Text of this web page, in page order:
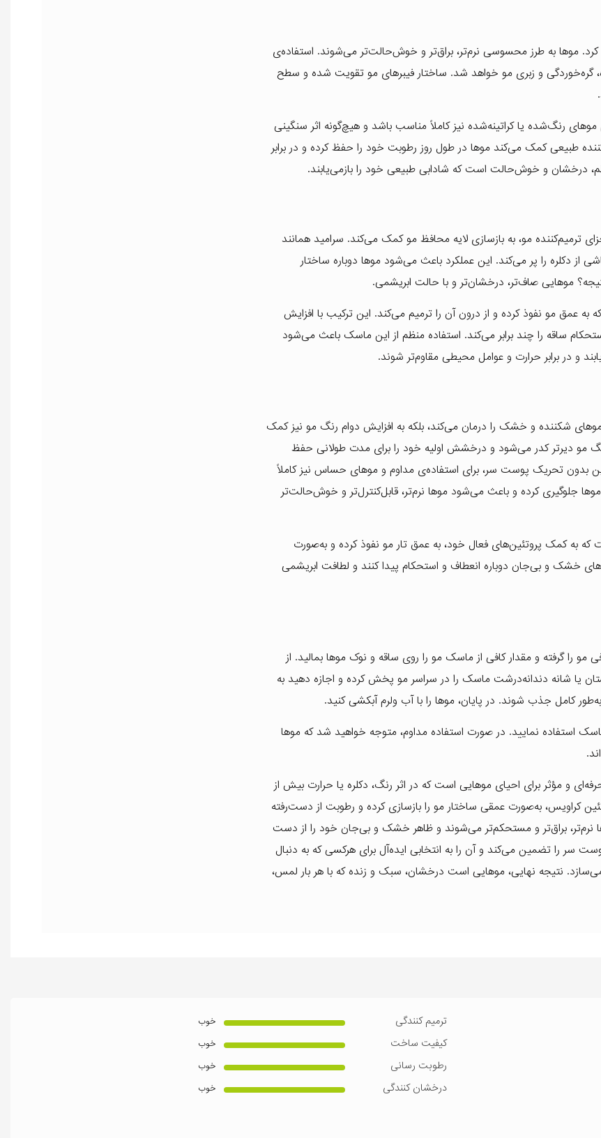
کرد. موها به طرز محسوسی نرم‌تر، براق‌تر و خوش‌حالت‌تر می‌شوند. استفاده‌ی
محسوس موخوره، گره‌خوردگی و زبری مو خواهد شد. ساختار فیبرهای مو تقویت شده و سطح
رنگ‌شده یا کراتینه‌شده نیز کاملاً مناسب باشد و هیچ‌گونه اثر سنگینی
طبیعی کمک می‌کند موها در طول روز رطوبت خود را حفظ کرده و در برابر
درخشان و خوش‌حالت است که شادابی طبیعی خود را بازمی‌یابند.
ترمیم‌کننده مو، به بازسازی لایه محافظ مو کمک می‌کند. سرامید همانند
دکلره را پر می‌کند. این عملکرد باعث می‌شود موها دوباره ساختار
موهایی صاف‌تر، درخشان‌تر و با حالت ابریشمی.
عمق مو نفوذ کرده و از درون آن را ترمیم می‌کند. این ترکیب با افزایش
ساقه را چند برابر می‌کند. استفاده منظم از این ماسک باعث می‌شود
و در برابر حرارت و عوامل محیطی مقاوم‌تر شوند.
شکننده و خشک را درمان می‌کند، بلکه به افزایش دوام رنگ مو نیز کمک
مو دیرتر کدر می‌شود و درخشش اولیه خود را برای مدت طولانی حفظ
بدون تحریک پوست سر، برای استفاده‌ی مداوم و موهای حساس نیز کاملاً
جلوگیری کرده و باعث می‌شود موها نرم‌تر، قابل‌کنترل‌تر و خوش‌حالت‌تر
به کمک پروتئین‌های فعال خود، به عمق تار مو نفوذ کرده و به‌صورت
خشک و بی‌جان دوباره انعطاف و استحکام پیدا کنند و لطافت ابریشمی
گرفته و مقدار کافی از ماسک مو را روی ساقه و نوک موها بمالید. از
یا شانه دندانه‌درشت ماسک را در سراسر مو پخش کرده و اجازه دهید به
استفاده نمایید. در صورت استفاده مداوم، متوجه خواهید شد که موها
و مؤثر برای احیای موهایی است که در اثر رنگ، دکلره یا حرارت بیش از
کراویس، به‌صورت عمقی ساختار مو را بازسازی کرده و رطوبت از دست‌رفته
نرم‌تر، براق‌تر و مستحکم‌تر می‌شوند و ظاهر خشک و بی‌جان خود را از دست
سر را تضمین می‌کند و آن را به انتخابی ایده‌آل برای هرکسی که به دنبال
نتیجه نهایی، موهایی است درخشان، سبک و زنده که با هر بار لمس،
ترمیم کنندگی خوب
کیفیت ساخت خوب
رطوبت رسانی خوب
درخشان کنندگی خوب